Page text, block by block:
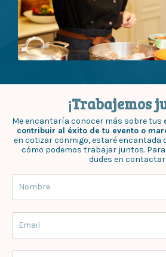
¡Trabajemos
Me encantaría conocer más sobre tus
contribuir al éxito de tu evento o
en cotizar conmigo, estaré encantada
cómo podemos trabajar juntos.
dudes en